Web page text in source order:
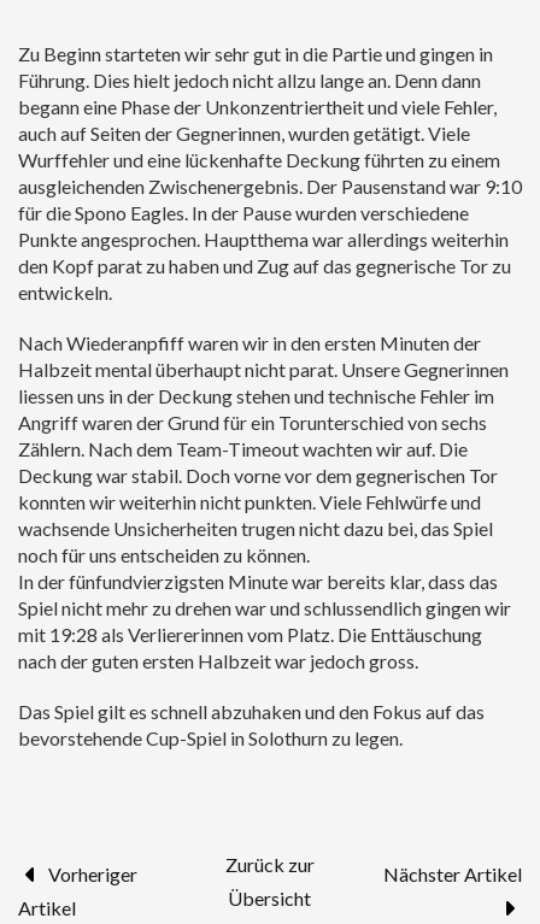
DOKUMENTE C72K / LIVETICKER
JOBS
Zu Beginn starteten wir sehr gut in die Partie und gingen in
Führung. Dies hielt jedoch nicht allzu lange an. Denn dann
begann eine Phase der Unkonzentriertheit und viele Fehler,
auch auf Seiten der Gegnerinnen, wurden getätigt. Viele
Wurffehler und eine lückenhafte Deckung führten zu einem
ausgleichenden Zwischenergebnis. Der Pausenstand war 9:10
für die Spono Eagles. In der Pause wurden verschiedene
Punkte angesprochen. Hauptthema war allerdings weiterhin
den Kopf parat zu haben und Zug auf das gegnerische Tor zu
entwickeln.
Nach Wiederanpfiff waren wir in den ersten Minuten der
Halbzeit mental überhaupt nicht parat. Unsere Gegnerinnen
liessen uns in der Deckung stehen und technische Fehler im
Angriff waren der Grund für ein Torunterschied von sechs
Zählern. Nach dem Team-Timeout wachten wir auf. Die
Deckung war stabil. Doch vorne vor dem gegnerischen Tor
konnten wir weiterhin nicht punkten. Viele Fehlwürfe und
wachsende Unsicherheiten trugen nicht dazu bei, das Spiel
noch für uns entscheiden zu können.
In der fünfundvierzigsten Minute war bereits klar, dass das
Spiel nicht mehr zu drehen war und schlussendlich gingen wir
mit 19:28 als Verliererinnen vom Platz. Die Enttäuschung
nach der guten ersten Halbzeit war jedoch gross.
Das Spiel gilt es schnell abzuhaken und den Fokus auf das
bevorstehende Cup-Spiel in Solothurn zu legen.
Vorheriger
Artikel
Zurück zur
Übersicht
Nächster Artikel